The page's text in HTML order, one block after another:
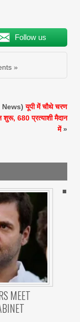
Follow us
»
News)यूपी में चौथे चरण
शुरू, 680 प्रत्याशी मैदान
में»
MEET